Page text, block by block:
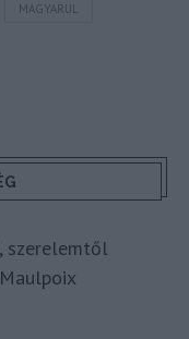
MAGYARUL
szerelemtől